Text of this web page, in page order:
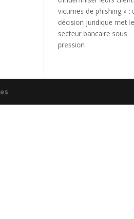
victimes de phishing » :
décision juridique met le
secteur bancaire sous
pression